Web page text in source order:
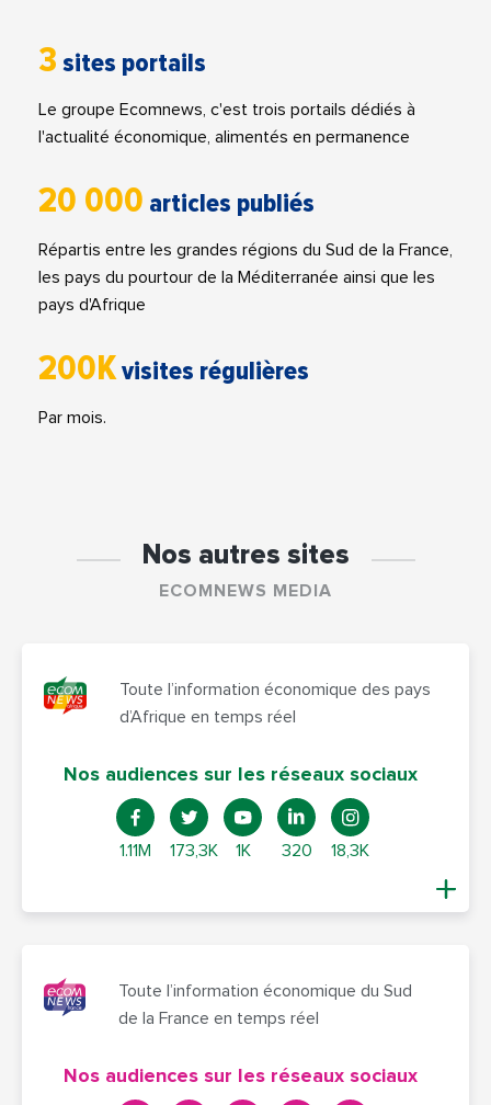
3 sites portails
Le groupe Ecomnews, c'est trois portails dédiés à
l'actualité économique, alimentés en permanence
20 000 articles publiés
Répartis entre les grandes régions du Sud de la France,
les pays du pourtour de la Méditerranée ainsi que les
pays d'Afrique
200Kvisites régulières
Par mois.
Nos autres sites
ECOMNEWS MEDIA
Toute l’information économique des pays
d’Afrique en temps réel
Nos audiences sur les réseaux sociaux
1.11M 173,3K 1K 320 18,3K
Toute l’information économique du Sud
de la France en temps réel
Nos audiences sur les réseaux sociaux